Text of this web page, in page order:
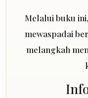
Melalui buku
mewaspadai
melangkah